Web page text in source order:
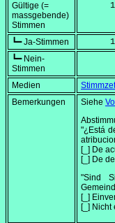
Gültige (=
massgebende)
Stimmen
┗━ Ja-Stimmen
┗━ Nein-
Stimmen
Medien
Bemerkungen
Siehe
"¿Está
[_] De
[_] De
"Sind
[_]
[_] Nicht